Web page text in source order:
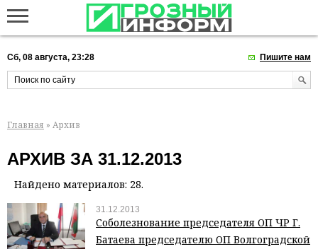
Сб, 08 августа, 23:28 Пишите нам
Главная » Архив
АРХИВ ЗА 31.12.2013
Найдено материалов: 28.
31.12.2013
Соболезнование председателя ОП ЧР Г.
Батаева председателю ОП Волгоградской